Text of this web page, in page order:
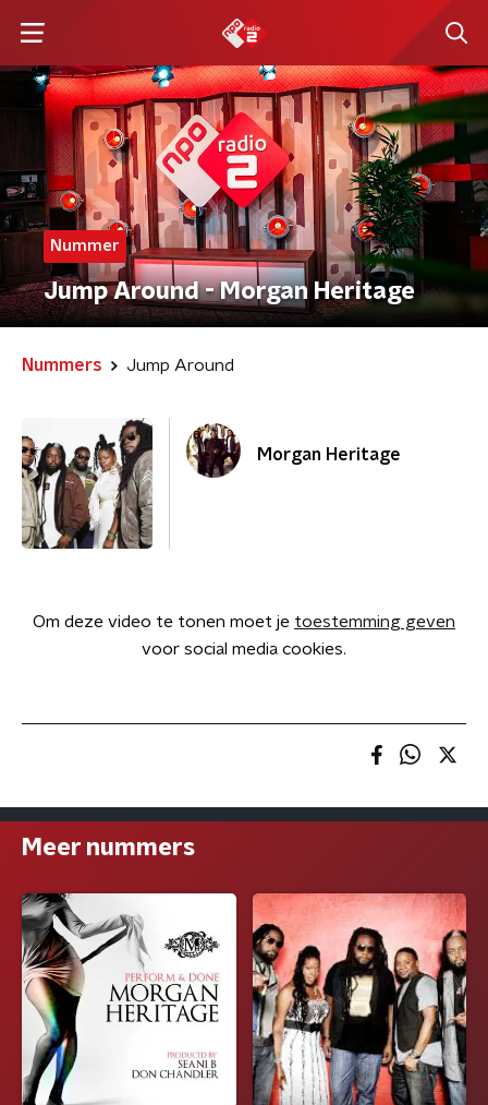
Nummer
Jump Around - Morgan Heritage
Nummers Jump Around
Morgan Heritage
Om deze video te tonen moet je toestemming geven
voor social media cookies.
Meer nummers